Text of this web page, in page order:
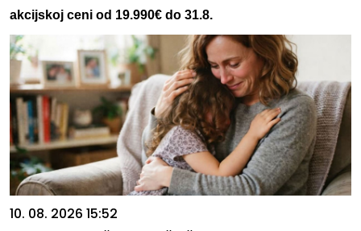
akcijskoj ceni od 19.990€ do 31.8.
10. 08. 2026 15:52